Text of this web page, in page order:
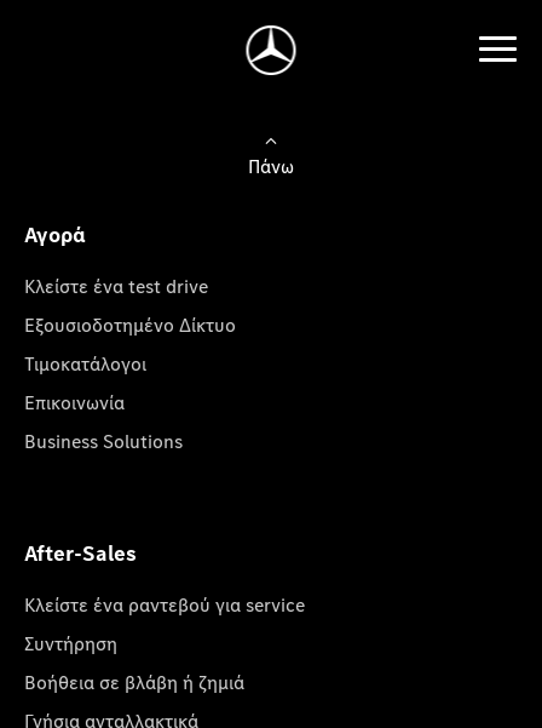
Πάνω
Αγορά
Κλείστε ένα test drive
Εξουσιοδοτημένο Δίκτυο
Τιμοκατάλογοι
Επικοινωνία
Business Solutions
After-Sales
Κλείστε ένα ραντεβού για service
Συντήρηση
Βοήθεια σε βλάβη ή ζημιά
Γνήσια ανταλλακτικά